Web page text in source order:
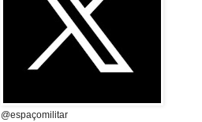
@espaçomilitar